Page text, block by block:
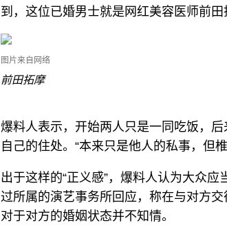
到，这位已婚男士就是网红美容医师前田
图片来自网络
前田拓摩
爆料人表示，开始两人只是一同吃饭，
自己的住处。“本来只是他人的私事，但
出于这样的“正义感”，爆料人认为大众
过所属的演艺事务所回应，称在与对方
对于对方的婚姻状态并不知情。